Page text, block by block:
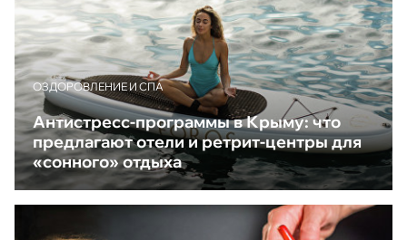
ОЗДОРОВЛЕНИЕ И СПА
Антистресс-программы в Крыму: что
предлагают отели и ретрит-центры для
«сонного» отдыха